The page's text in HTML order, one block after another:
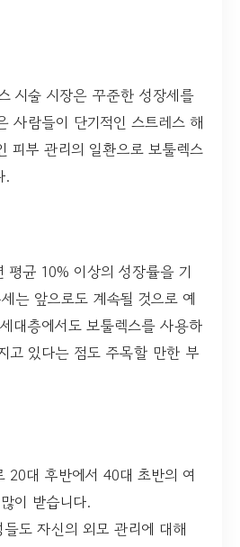
시술 시장은 꾸준한 성장세를
사람들이 단기적인 스트레스 해
피부 관리의 일환으로 보툴렉스
.
평균 10% 이상의 성장률을 기
는 앞으로도 계속될 것으로 예
대층에서도 보툴렉스를 사용하
고 있다는 점도 주목할 만한 부
20대 후반에서 40대 초반의 여
이 받습니다.
들도 자신의 외모 관리에 대해